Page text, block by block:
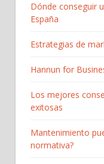
Dónde conseguir
España
Estrategias de
Hannun for
Los mejores
exitosas
Mantenimiento
normativa?